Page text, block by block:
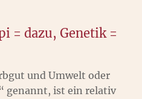
= dazu, Genetik =
und Umwelt oder
genannt, ist ein relativ